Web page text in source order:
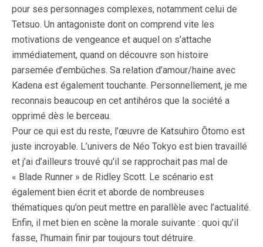
pour ses personnages complexes, notamment celui de
Tetsuo. Un antagoniste dont on comprend vite les
motivations de vengeance et auquel on s’attache
immédiatement, quand on découvre son histoire
parsemée d’embûches. Sa relation d’amour/haine avec
Kadena est également touchante. Personnellement, je me
reconnais beaucoup en cet antihéros que la société a
opprimé dès le berceau.
Pour ce qui est du reste, l’œuvre de Katsuhiro Ōtomo est
juste incroyable. L’univers de Néo Tokyo est bien travaillé
et j’ai d’ailleurs trouvé qu’il se rapprochait pas mal de
« Blade Runner » de Ridley Scott. Le scénario est
également bien écrit et aborde de nombreuses
thématiques qu’on peut mettre en parallèle avec l’actualité.
Enfin, il met bien en scène la morale suivante : quoi qu’il
fasse, l’humain finir par toujours tout détruire.